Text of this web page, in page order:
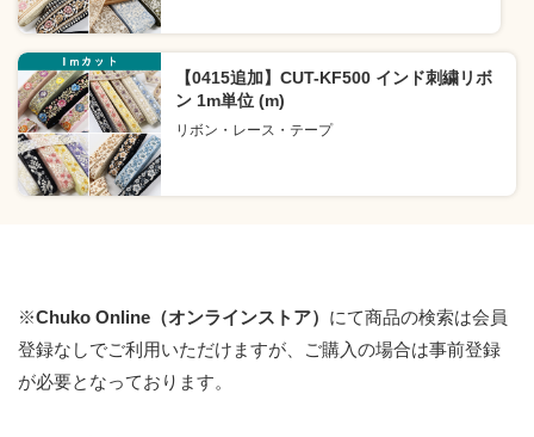
【0415追加】CUT-KF500 インド刺繍リボ
ン 1m単位 (m)
リボン・レース・テープ
※Chuko Online（オンラインストア） にて商品の検索は会員
登録なしでご利用いただけますが、ご購入の場合は事前登録
が必要となっております。